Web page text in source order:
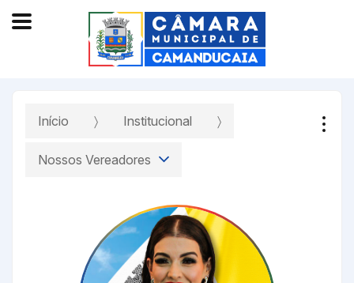
Início Institucional
Nossos Vereadores